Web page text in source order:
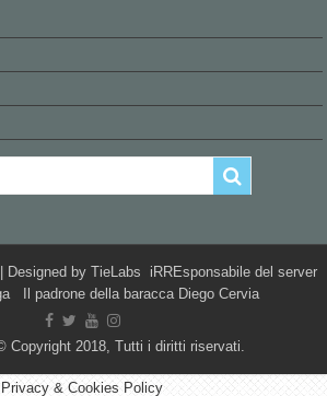
| Designed by TieLabs iRREsponsabile del server
Il padrone della baracca Diego Cervia
Copyright 2018, Tutti i diritti riservati.
Privacy & Cookies Policy